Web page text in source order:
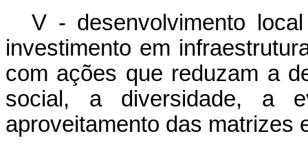
V - desenvolvimento
investimento em
com ações que reduzam a
social, a diversidade, a
aproveitamento das matrizes